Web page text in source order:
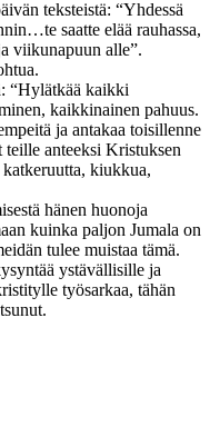
teksteistä: “Yhdessä
saatte elää rauhassa,
viikunapuun alle”.
“Hylätkää kaikki
kaikkinainen pahuus.
ja antakaa toisillenne
anteeksi Kristuksen
kiukkua,
hänen huonoja
kuinka paljon Jumala on
tulee muistaa tämä.
ystävällisille ja
työsarkaa, tähän